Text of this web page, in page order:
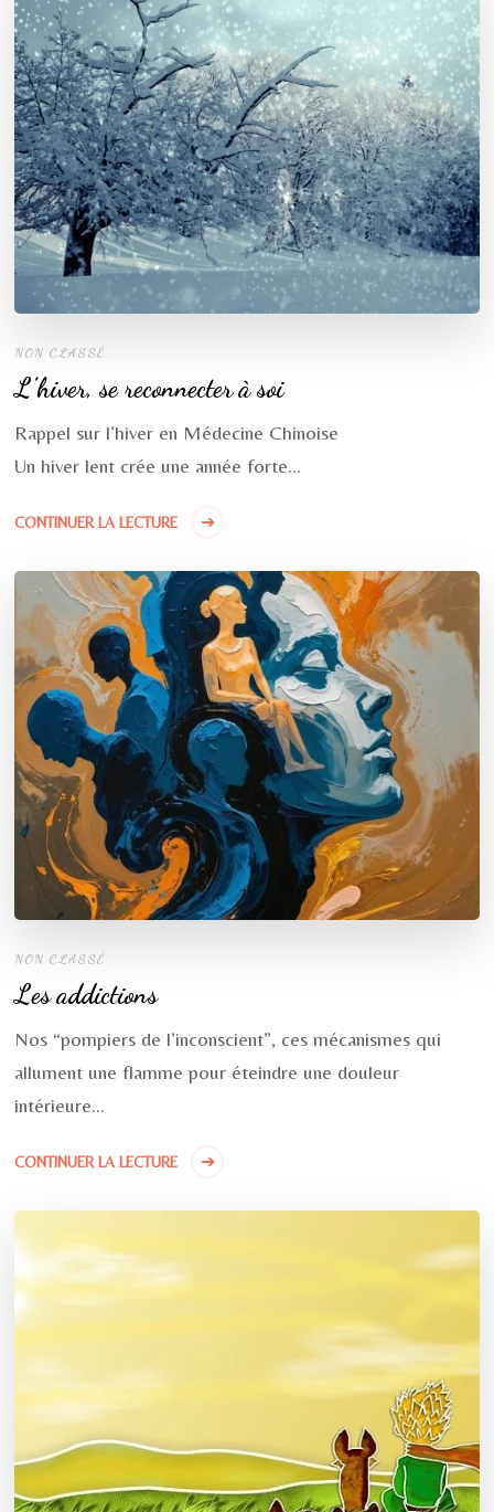
NON CLASSÉ
L’hiver, se reconnecter à soi
Rappel sur l’hiver en Médecine Chinoise
Un hiver lent crée une année forte…
CONTINUER LA LECTURE
NON CLASSÉ
Les addictions
Nos “pompiers de l’inconscient”, ces mécanismes qui
allument une flamme pour éteindre une douleur
intérieure…
CONTINUER LA LECTURE